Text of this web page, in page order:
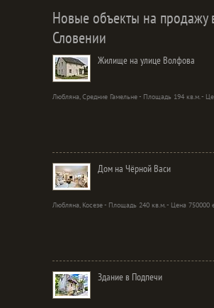
Новые объекты на продажу
Словении
Жилище на улице Волфова
Любляна, Средние Гамельне - Площадь 194 кв.м. -
Дом на Чёрной Васи
Любляна, Косезе - Площадь 240 кв.м. - Цена 750000
Здание в Подпечи